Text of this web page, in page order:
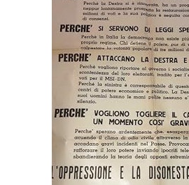
CLOSE